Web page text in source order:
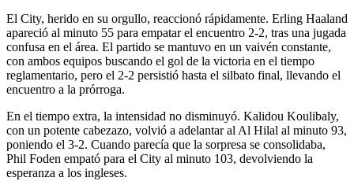
El City, herido en su orgullo, reaccionó rápidamente. Erling Haaland
apareció al minuto 55 para empatar el encuentro 2-2, tras una jugada
confusa en el área. El partido se mantuvo en un vaivén constante,
con ambos equipos buscando el gol de la victoria en el tiempo
reglamentario, pero el 2-2 persistió hasta el silbato final, llevando el
encuentro a la prórroga.
En el tiempo extra, la intensidad no disminuyó. Kalidou Koulibaly,
con un potente cabezazo, volvió a adelantar al Al Hilal al minuto 93,
poniendo el 3-2. Cuando parecía que la sorpresa se consolidaba,
Phil Foden empató para el City al minuto 103, devolviendo la
esperanza a los ingleses.